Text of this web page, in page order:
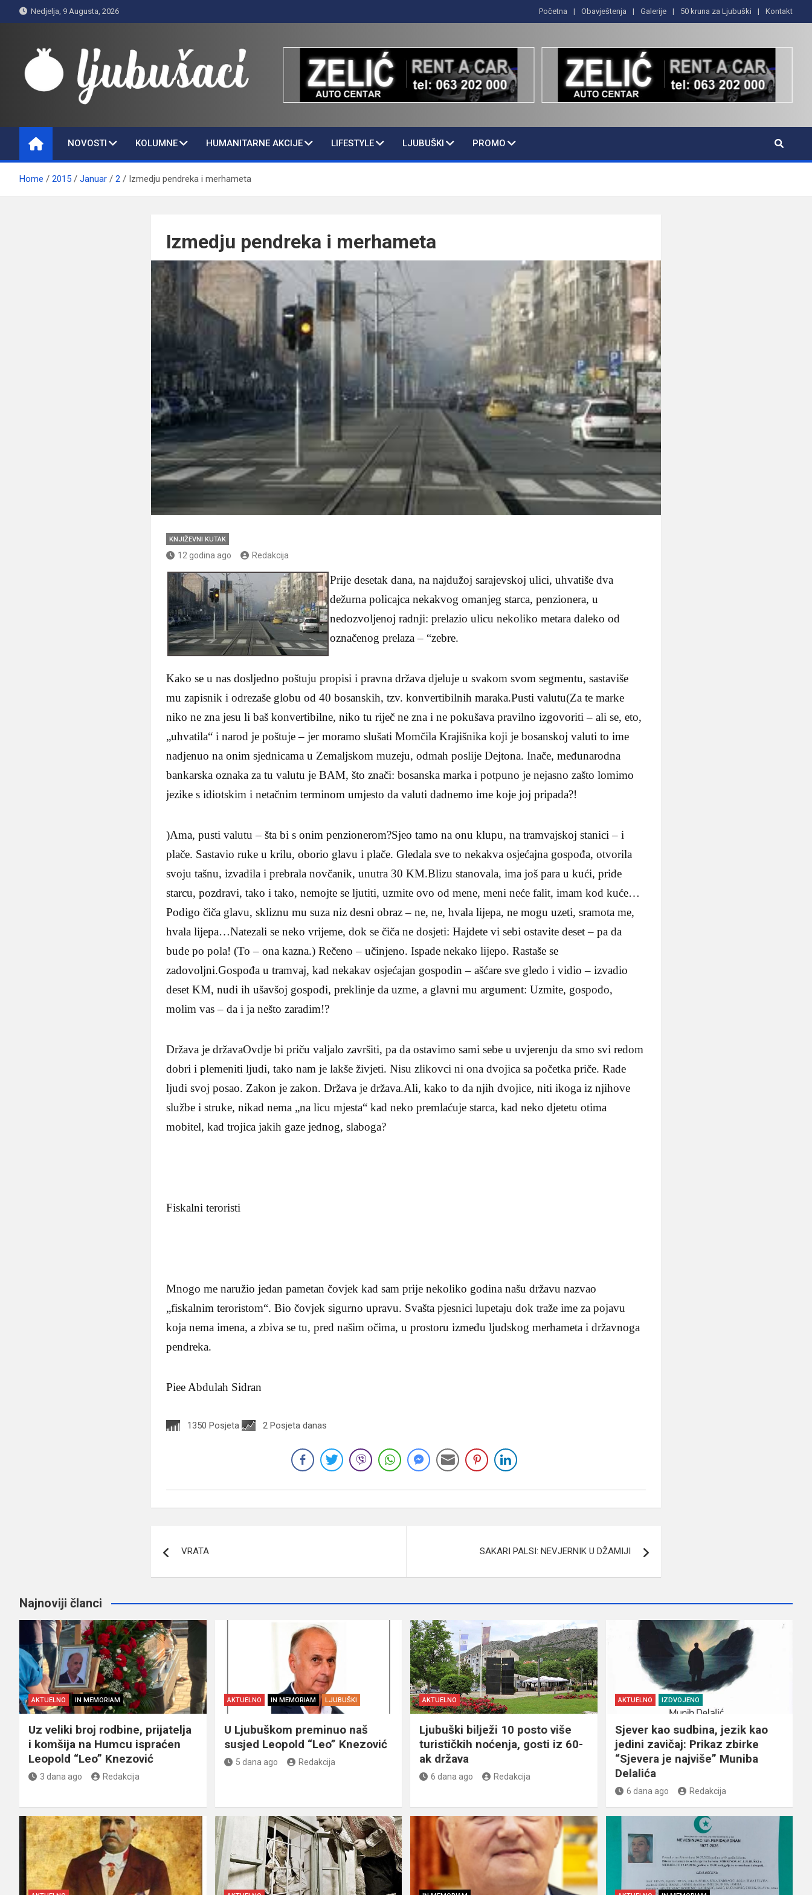
to
Nedjelja, 9 Augusta, 2026 Početna Obavještenja Galerije 50 kruna za Ljubuški Kontakt
Ljubušaci
NOVOSTI KOLUMNE HUMANITARNE AKCIJE LIFESTYLE LJUBUŠKI PROMO
Home 2015 Januar 2 Izmedju pendreka i merhameta
Izmedju pendreka i merhameta
KNJIŽEVNI KUTAK
12 godina ago Redakcija
Prije desetak dana, na najdužoj sarajevskoj ulici, uhvatiše dva
dežurna policajca nekakvog omanjeg starca, penzionera, u
nedozvoljenoj radnji: prelazio ulicu nekoliko metara daleko od
označenog prelaza – “zebre.
Kako se u nas dosljedno poštuju propisi i pravna država djeluje u svakom svom segmentu, sastaviše
mu zapisnik i odrezaše globu od 40 bosanskih, tzv. konvertibilnih maraka.Pusti valutu(Za te marke
niko ne zna jesu li baš konvertibilne, niko tu riječ ne zna i ne pokušava pravilno izgovoriti – ali se, eto,
„uhvatila“ i narod je poštuje – jer moramo slušati Momčila Krajišnika koji je bosanskoj valuti to ime
nadjenuo na onim sjednicama u Zemaljskom muzeju, odmah poslije Dejtona. Inače, međunarodna
bankarska oznaka za tu valutu je BAM, što znači: bosanska marka i potpuno je nejasno zašto lomimo
jezike s idiotskim i netačnim terminom umjesto da valuti dadnemo ime koje joj pripada?!
)Ama, pusti valutu – šta bi s onim penzionerom?Sjeo tamo na onu klupu, na tramvajskoj stanici – i
plače. Sastavio ruke u krilu, oborio glavu i plače. Gledala sve to nekakva osjećajna gospođa, otvorila
svoju tašnu, izvadila i prebrala novčanik, unutra 30 KM.Blizu stanovala, ima još para u kući, priđe
starcu, pozdravi, tako i tako, nemojte se ljutiti, uzmite ovo od mene, meni neće falit, imam kod kuće…
Podigo čiča glavu, skliznu mu suza niz desni obraz – ne, ne, hvala lijepa, ne mogu uzeti, sramota me,
hvala lijepa…Natezali se neko vrijeme, dok se čiča ne dosjeti: Hajdete vi sebi ostavite deset – pa da
bude po pola! (To – ona kazna.) Rečeno – učinjeno. Ispade nekako lijepo. Rastaše se
zadovoljni.Gospođa u tramvaj, kad nekakav osjećajan gospodin – ašćare sve gledo i vidio – izvadio
deset KM, nudi ih ušavšoj gospođi, preklinje da uzme, a glavni mu argument: Uzmite, gospođo,
molim vas – da i ja nešto zaradim!?
Država je državaOvdje bi priču valjalo završiti, pa da ostavimo sami sebe u uvjerenju da smo svi redom
dobri i plemeniti ljudi, tako nam je lakše živjeti. Nisu zlikovci ni ona dvojica sa početka priče. Rade
ljudi svoj posao. Zakon je zakon. Država je država.Ali, kako to da njih dvojice, niti ikoga iz njihove
službe i struke, nikad nema „na licu mjesta“ kad neko premlaćuje starca, kad neko djetetu otima
mobitel, kad trojica jakih gaze jednog, slaboga?
Fiskalni teroristi
Mnogo me naružio jedan pametan čovjek kad sam prije nekoliko godina našu državu nazvao
„fiskalnim teroristom“. Bio čovjek sigurno upravu. Svašta pjesnici lupetaju dok traže ime za pojavu
koja nema imena, a zbiva se tu, pred našim očima, u prostoru između ljudskog merhameta i državnoga
pendreka.
Piee Abdulah Sidran
1350 Posjeta 2 Posjeta danas
članaka
VRATA SAKARI PALSI: NEVJERNIK U DŽAMIJI
Najnoviji članci
AKTUELNO IN MEMORIAM
Uz veliki broj rodbine, prijatelja
i komšija na Humcu ispraćen
Leopold “Leo” Knezović
3 dana ago Redakcija
AKTUELNO IN MEMORIAM LJUBUŠKI
U Ljubuškom preminuo naš
susjed Leopold “Leo” Knezović
5 dana ago Redakcija
AKTUELNO
Ljubuški bilježi 10 posto više
turističkih noćenja, gosti iz 60-
ak država
6 dana ago Redakcija
AKTUELNO IZDVOJENO
Sjever kao sudbina, jezik kao
jedini zavičaj: Prikaz zbirke
“Sjevera je najviše” Muniba
Delalića
6 dana ago Redakcija